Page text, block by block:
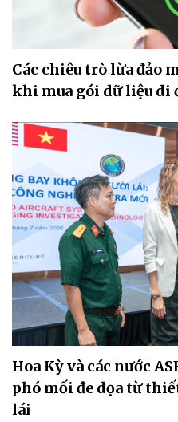
Các chiêu trò lừa đảo
khi mua gói dữ liệu di
Hoa Kỳ và các nước
phó mối đe dọa từ
lái